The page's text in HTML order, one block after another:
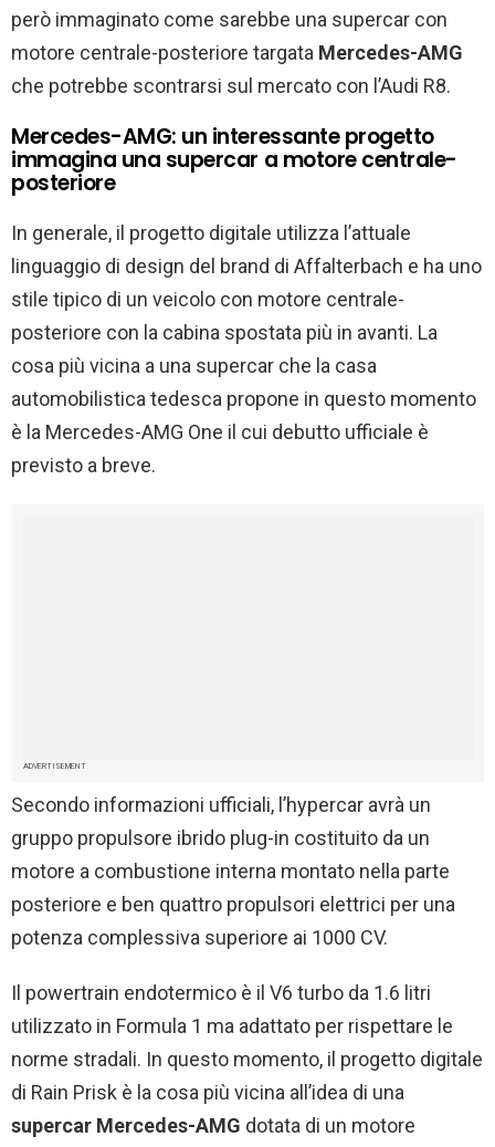
però immaginato come sarebbe una supercar con
motore centrale-posteriore targata Mercedes-AMG
che potrebbe scontrarsi sul mercato con l’Audi R8.
Mercedes-AMG: un interessante progetto
immagina una supercar a motore centrale-
posteriore
In generale, il progetto digitale utilizza l’attuale
linguaggio di design del brand di Affalterbach e ha uno
stile tipico di un veicolo con motore centrale-
posteriore con la cabina spostata più in avanti. La
cosa più vicina a una supercar che la casa
automobilistica tedesca propone in questo momento
è la Mercedes-AMG One il cui debutto ufficiale è
previsto a breve.
ADVERTISEMENT
Secondo informazioni ufficiali, l’hypercar avrà un
gruppo propulsore ibrido plug-in costituito da un
motore a combustione interna montato nella parte
posteriore e ben quattro propulsori elettrici per una
potenza complessiva superiore ai 1000 CV.
Il powertrain endotermico è il V6 turbo da 1.6 litri
utilizzato in Formula 1 ma adattato per rispettare le
norme stradali. In questo momento, il progetto digitale
di Rain Prisk è la cosa più vicina all’idea di una
supercar Mercedes-AMG dotata di un motore